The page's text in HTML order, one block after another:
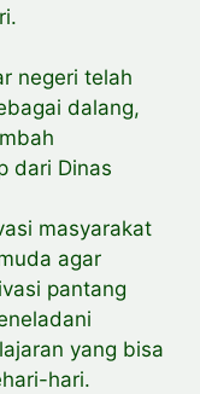
negeri telah
dalang,
dari Dinas
masyarakat
agar
pantang
yang bisa
hari.